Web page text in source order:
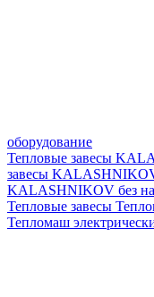
оборудование
Тепловые завесы
завесы
KALASHNIKOV без
Тепловые завесы
Тепломаш